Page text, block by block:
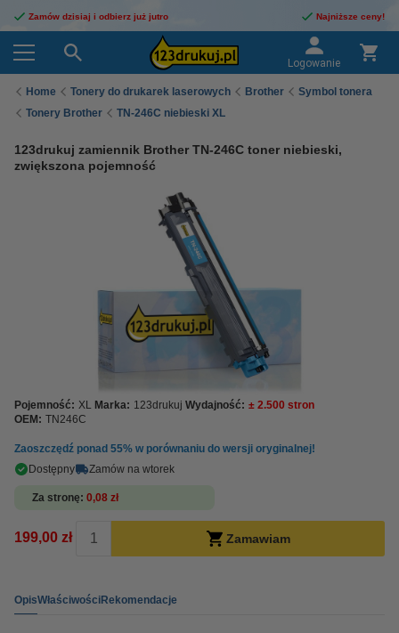
Zamów dzisiaj i odbierz już jutro Najniższe ceny!
Logowanie
Home Tonery do drukarek laserowych Brother
Symbol tonera
Tonery Brother
TN-246C niebieski XL
123drukuj zamiennik Brother TN-246C toner niebieski,
zwiększona pojemność
Pojemność: XL Marka: 123drukuj Wydajność: ± 2.500 stron
OEM: TN246C
Zaoszczędź ponad 55% w porównaniu do wersji oryginalnej!
Dostępny
Zamów na wtorek
Za stronę 0,08 zł
199,00 zł Zamawiam
OpisWłaściwościRekomendacje